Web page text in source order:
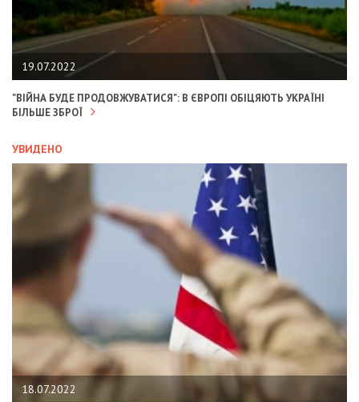
19.07.2022
"ВІЙНА БУДЕ ПРОДОВЖУВАТИСЯ": В ЄВРОПІ ОБІЦЯЮТЬ УКРАЇНІ
БІЛЬШЕ ЗБРОЇ
УВИДЕНО
18.07.2022